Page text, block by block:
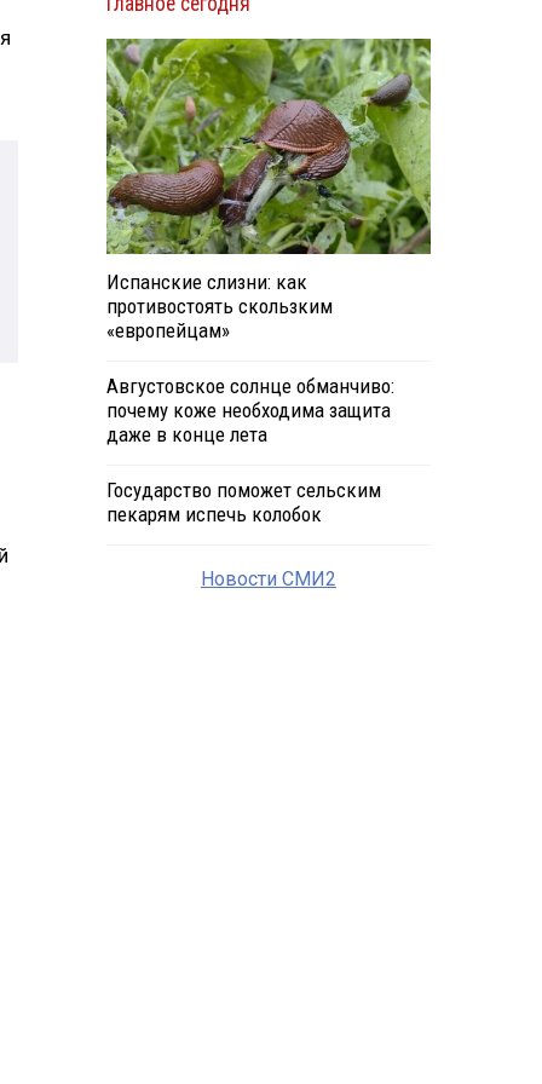
Испанские слизни: как
противостоять скользким
«европейцам»
Августовское солнце обманчиво:
почему коже необходима защита
даже в конце лета
Государство поможет сельским
пекарям испечь колобок
Новости СМИ2